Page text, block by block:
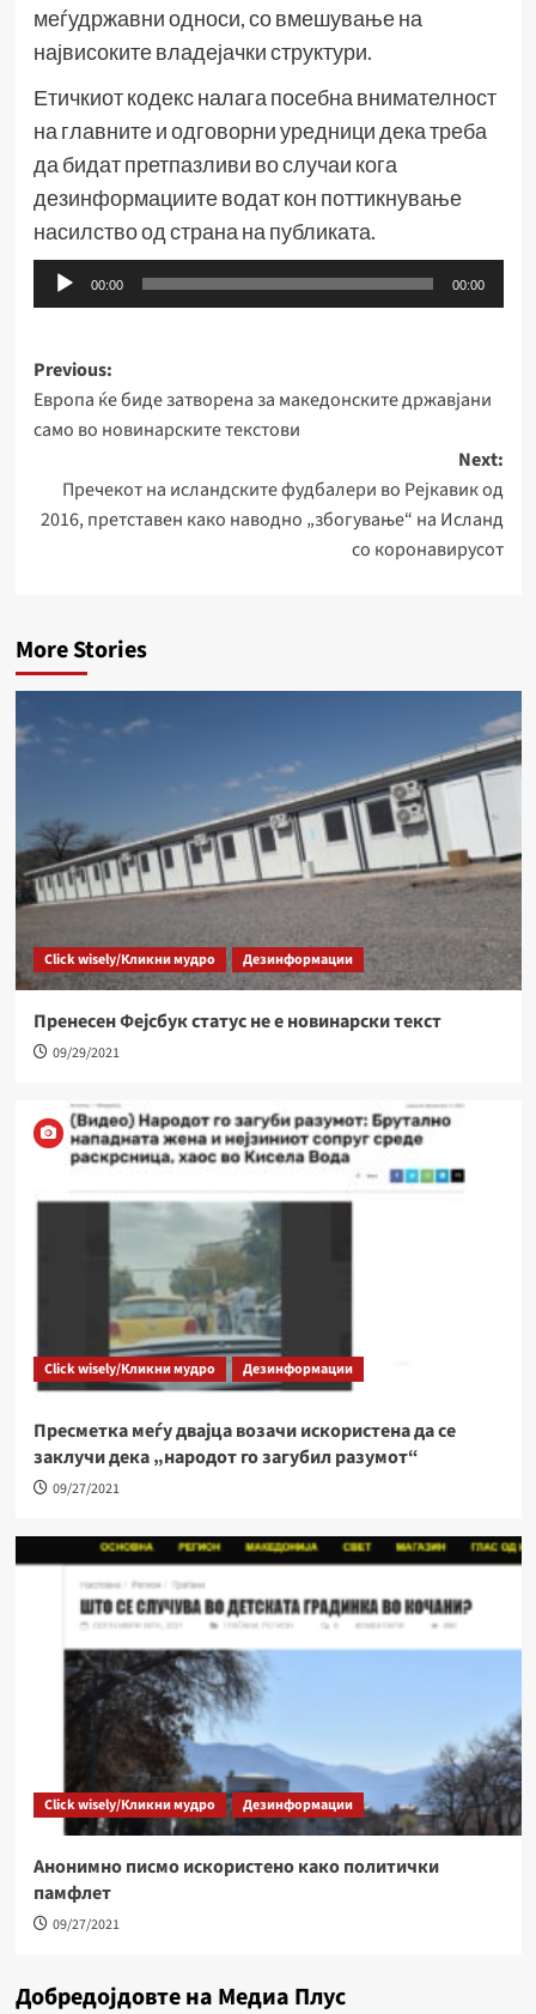
меѓудржавни односи, со вмешување на
највисоките владејачки структури.
Етичкиот кодекс налага посебна внимателност
на главните и одговорни уредници дека треба
да бидат претпазливи во случаи кога
дезинформациите водат кон поттикнување
насилство од страна на публиката.
Аудио
плејер
00:00 00:00
Post
navigation
Previous:
Европа ќе биде затворена за македонските државјани
само во новинарските текстови
Next:
Пречекот на исландските фудбалери во Рејкавик од
2016, претставен како наводно „збогување“ на Исланд
со коронавирусот
More Stories
Click wisely/Кликни мудро Дезинформации
Пренесен Фејсбук статус не е новинарски текст
09/29/2021
Click wisely/Кликни мудро Дезинформации
Пресметка меѓу двајца возачи искористена да се
заклучи дека „народот го загубил разумот“
09/27/2021
Click wisely/Кликни мудро Дезинформации
Анонимно писмо искористено како политички
памфлет
09/27/2021
Добредојдовте на Медиа Плус